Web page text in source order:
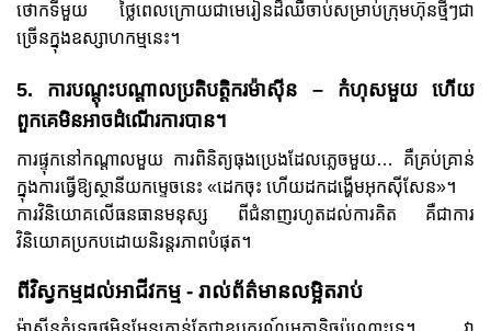
ថោក​ទី​មួយ ថ្លៃ​ពេល​ក្រោយ​ជា​មេរៀន​ដ៏​ឈឺចាប់​សម្រាប់​ក្រុមហ៊ុន​ថ្មីៗ​ជា​
ច្រើន​ក្នុង​ឧស្សាហកម្ម​នេះ។
5. ការបណ្តុះបណ្តាលប្រតិបត្តិករម៉ាស៊ីន – កំហុសមួយ ហើយ
ពួកគេមិនអាចដំណើរការបាន។
ការ​ផ្ទុក​នៅ​កណ្តាល​មួយ ការ​ពិនិត្យ​ធុង​ប្រេង​ដែល​ភ្លេច​មួយ… គឺ​គ្រប់គ្រាន់​
ក្នុង​ការ​ធ្វើ​ឱ្យ​ស្ថានីយ​កម្ទេច​នេះ «ដេក​ចុះ ហើយ​ដកដង្ហើម​អុកស៊ីសែន»។
ការវិនិយោគលើធនធានមនុស្ស ពីជំនាញរហូតដល់ការគិត គឺជាការ
វិនិយោគប្រកបដោយនិរន្តរភាពបំផុត។
ពីវិស្វកម្មដល់អាជីវកម្ម - រាល់ព័ត៌មានលម្អិតរាប់